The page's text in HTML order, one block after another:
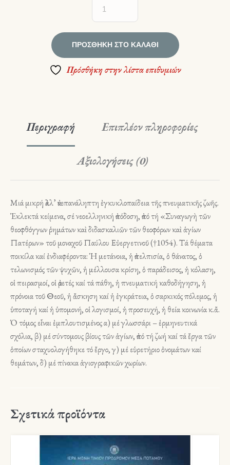
ΠΡΟΣΘΉΚΗ ΣΤΟ ΚΑΛΆΘΙ
Πρόσθήκη στην λίστα επιθυμιών
Περιγραφή Επιπλέον πληροφορίες
Αξιολογήσεις (0)
Μιά μικρή ἀλλ’ ἀνεπανάληπτη ἐγκυκλοπαίδεια τῆς πνευματικῆς ζωῆς.
Ἐκλεκτά κείμενα, σέ νεοελληνική ἀπόδοση, ἀπό τή «Συναγωγὴ τῶν
θεοφθόγγων ῥημάτων καὶ διδασκαλιῶν τῶν θεοφόρων καὶ ἁγίων
Πατέρων» τοῦ μοναχοῦ Παύλου Εὐεργετινοῦ (†1054). Τά θέματα
ποικίλα καί ἐνδιαφέροντα: Ἡ μετάνοια, ἡ ἀπελπισία, ὁ θάνατος, ὁ
τελωνισμός τῶν ψυχῶν, ἡ μέλλουσα κρίση, ὁ παράδεισος, ἡ κόλαση,
οἱ πειρασμοί, οἱ ἀρετές καί τά πάθη, ἡ πνευματική καθοδήγηση, ἡ
πρόνοια τοῦ Θεοῦ, ἡ ἄσκηση καί ἡ ἐγκράτεια, ὁ σαρκικός πόλεμος, ἡ
ὑποταγή καί ἡ ὑπομονή, οἱ λογισμοί, ἡ προσευχή, ἡ θεία κοινωνία κ.ἄ.
Ὁ τόμος εἶναι ἐμπλουτισμένος α) μέ γλωσσάρι – ἑρμηνευτικά
σχόλια, β) μέ σύντομους βίους τῶν ἁγίων, ἀπό τή ζωή καί τά ἔργα τῶν
ὁποίων σταχυολογήθηκε τό ἔργο, γ) μέ εὑρετήριο ὀνομάτων καί
θεμάτων, δ) μέ πίνακα ἁγιογραφικῶν χωρίων.
Σχετικά προϊόντα